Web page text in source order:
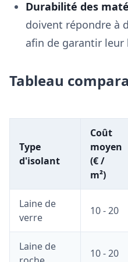
Durabilité des
doivent répondre à
afin de garantir leur
Tableau
Type
d'isolant
Coût
moyen
(€ /
m²)
Laine de
verre
10 - 20
Laine de
10 - 20